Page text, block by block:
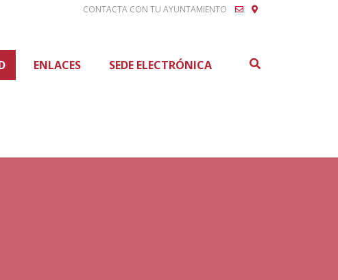
CONTACTA CON TU AYUNTAMIENTO
ENLACES SEDE ELECTRÓNICA